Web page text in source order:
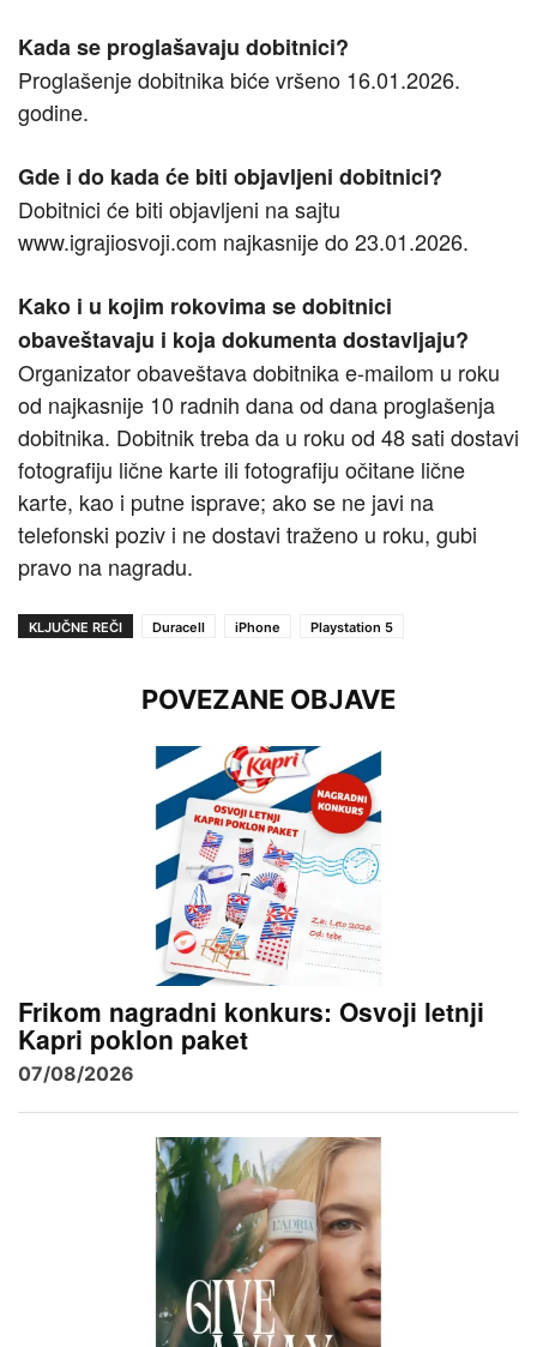
Kada se proglašavaju dobitnici?
Proglašenje dobitnika biće vršeno 16.01.2026.
godine.
Gde i do kada će biti objavljeni dobitnici?
Dobitnici će biti objavljeni na sajtu
www.igrajiosvoji.com najkasnije do 23.01.2026.
Kako i u kojim rokovima se dobitnici
obaveštavaju i koja dokumenta dostavljaju?
Organizator obaveštava dobitnika e-mailom u roku
od najkasnije 10 radnih dana od dana proglašenja
dobitnika. Dobitnik treba da u roku od 48 sati dostavi
fotografiju lične karte ili fotografiju očitane lične
karte, kao i putne isprave; ako se ne javi na
telefonski poziv i ne dostavi traženo u roku, gubi
pravo na nagradu.
KLJUČNE REČI Duracell iPhone Playstation 5
POVEZANE OBJAVE
Frikom nagradni konkurs: Osvoji letnji
Kapri poklon paket
07/08/2026